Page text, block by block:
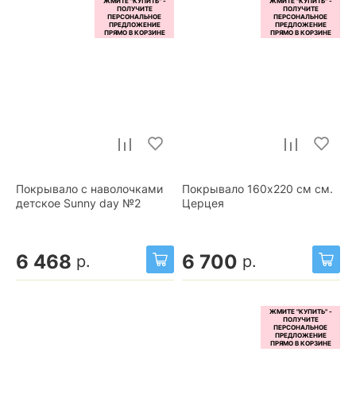
Покрывало с наволочками
детское Sunny day №2
6 468 р.
Покрывало 160x220 см см.
Церцея
6 700 р.